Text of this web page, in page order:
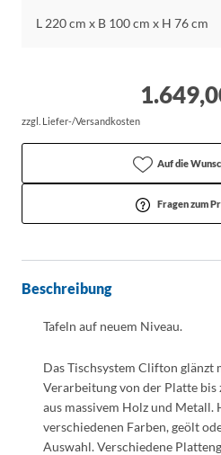
L 220 cm x B 100 cm x H 76 cm
zzgl. Liefer-/Versandkosten
Auf die
Fragen zum
Beschreibung
Tafeln auf neuem Niveau.
Das Tischsystem Clifton glänzt
Verarbeitung von der Platte bis
aus massivem Holz und Metall.
verschiedenen Farben, geölt
Auswahl. Verschiedene